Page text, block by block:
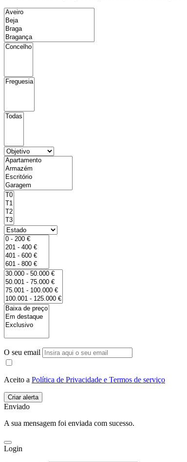
O seu email
Aceito a Política de Privacidade e Termos de serviço
Enviado
A sua mensagem foi enviada com sucesso.
Login